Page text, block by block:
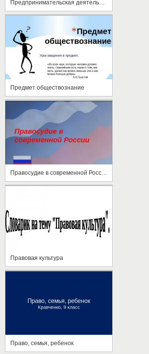
Предмет обществознание
Правовая культура
Право, семья, ребенок